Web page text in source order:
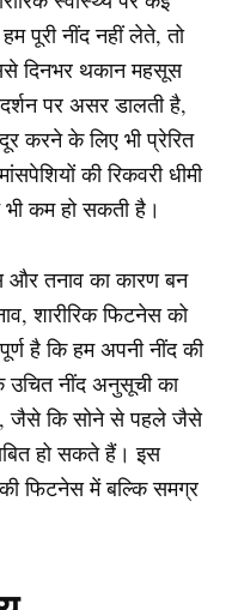
पूरी नींद नहीं लेते, तो
दिनभर थकान महसूस
पर असर डालती है,
करने के लिए भी प्रेरित
की रिकवरी धीमी
कम हो सकती है।
और तनाव का कारण बन
शारीरिक फिटनेस को
है कि हम अपनी नींद की
उचित नींद अनुसूची का
जैसे कि सोने से पहले जैसे
हो सकते हैं। इस
फिटनेस में बल्कि समग्र